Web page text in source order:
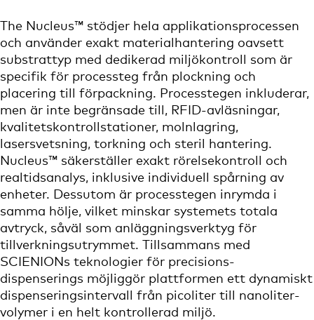
The Nucleus™ stödjer hela applikationsprocessen
och använder exakt materialhantering oavsett
substrattyp med dedikerad miljökontroll som är
specifik för processteg från plockning och
placering till förpackning. Processtegen inkluderar,
men är inte begränsade till, RFID-avläsningar,
kvalitetskontrollstationer, molnlagring,
lasersvetsning, torkning och steril hantering.
Nucleus™ säkerställer exakt rörelsekontroll och
realtidsanalys, inklusive individuell spårning av
enheter. Dessutom är processtegen inrymda i
samma hölje, vilket minskar systemets totala
avtryck, såväl som anläggningsverktyg för
tillverkningsutrymmet. Tillsammans med
SCIENIONs teknologier för precisions-
dispenserings möjliggör plattformen ett dynamiskt
dispenseringsintervall från picoliter till nanoliter-
volymer i en helt kontrollerad miljö.